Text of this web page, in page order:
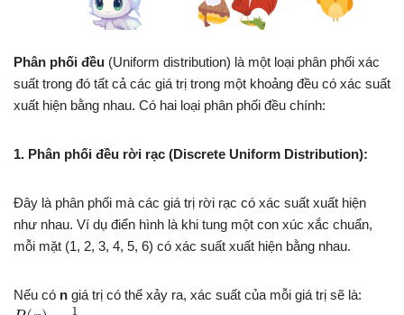
Phân phối đều (Uniform distribution) là một loại phân phối xác
suất trong đó tất cả các giá trị trong một khoảng đều có xác suất
xuất hiện bằng nhau. Có hai loại phân phối đều chính:
1. Phân phối đều rời rạc (Discrete Uniform Distribution):
Đây là phân phối mà các giá trị rời rạc có xác suất xuất hiện
như nhau. Ví dụ điển hình là khi tung một con xúc xắc chuẩn,
mỗi mặt (1, 2, 3, 4, 5, 6) có xác suất xuất hiện bằng nhau.
Nếu có n giá trị có thể xảy ra, xác suất của mỗi giá trị sẽ là: